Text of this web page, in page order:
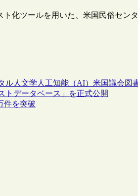
化ツールを用いた、米国民俗セン
ル人文学 人工知能（AI） 米国議会図
トデータベース」を正式公開
件を突破